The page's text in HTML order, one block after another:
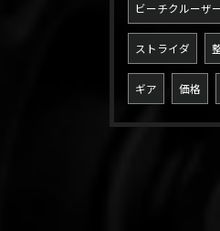
ビーチクルーザ
ストライダ
ギア 価格